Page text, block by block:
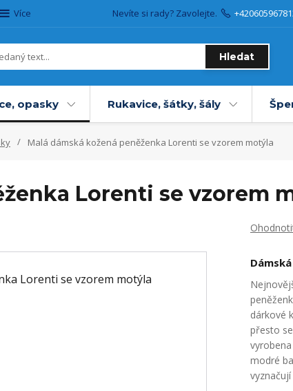
Více
Hledat
Nevíte si rady? Zavolejte.
opasky Rukavice, šátky, šály
Malá dámská kožená peněženka Lorenti se vzorem motýla
Lorenti se vzorem
dárkové
přesto
modré
vyznačují